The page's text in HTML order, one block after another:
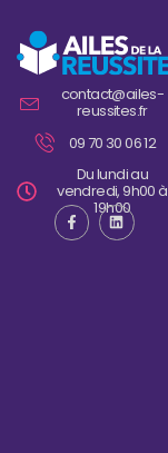
contact@ailes-
reussites.fr
09 70 30 06 12
Du lundi au
vendredi, 9h00 à
19h00